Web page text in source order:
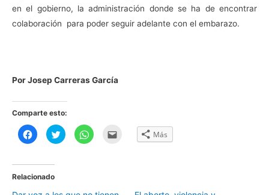
en el gobierno, la administración donde se ha de encontrar
colaboración para poder seguir adelante con el embarazo.
Por Josep Carreras García
Comparte esto:
H
a
i
c
p
H
a
H
a Más
Relacionado